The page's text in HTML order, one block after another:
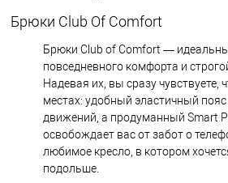
Брюки Club Of Comfort
Брюки Club of Comfort —
повседневного комфорта и
Надевая их, вы сразу чувствуете,
местах: удобный эластичный пояс
движений, а продуманный Smart
освобождает вас от забот о
любимое кресло, в котором
подольше.